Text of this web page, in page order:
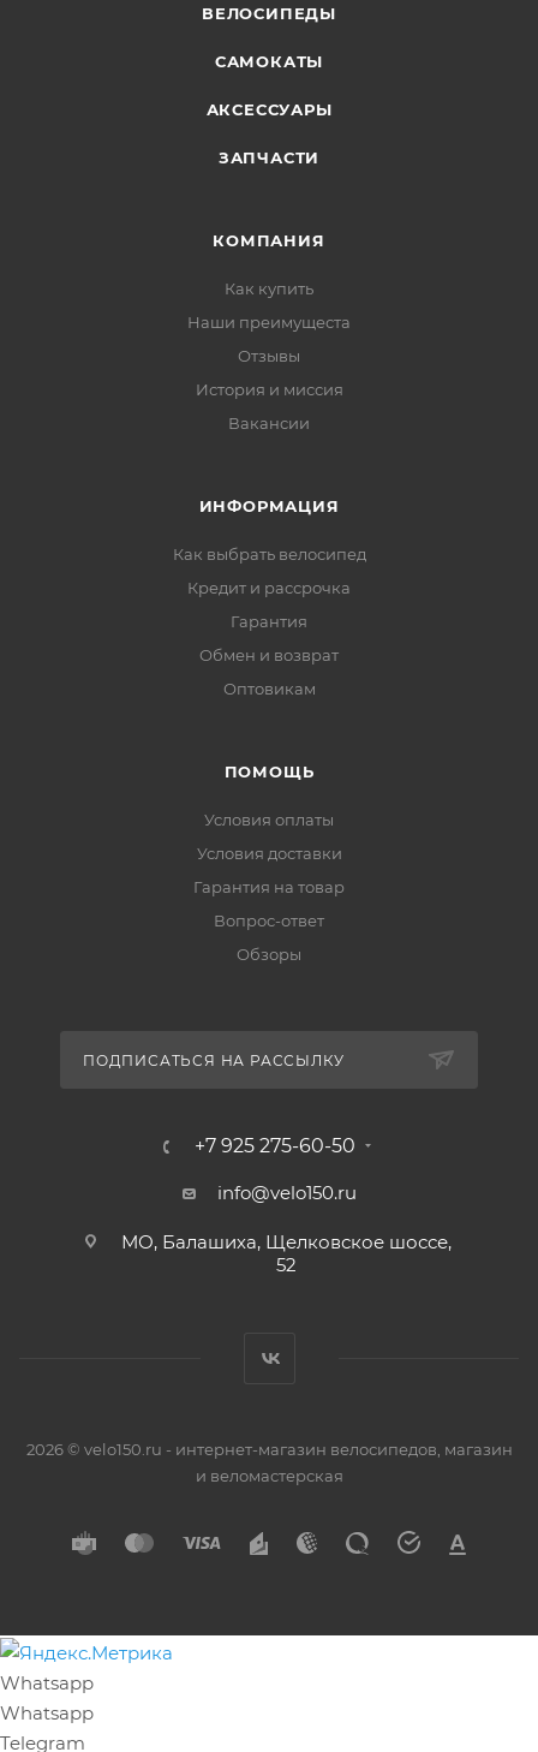
ВЕЛОСИПЕДЫ
САМОКАТЫ
АКСЕССУАРЫ
ЗАПЧАСТИ
КОМПАНИЯ
Как купить
Наши преимущеста
Отзывы
История и миссия
Вакансии
ИНФОРМАЦИЯ
Как выбрать велосипед
Кредит и рассрочка
Гарантия
Обмен и возврат
Оптовикам
ПОМОЩЬ
Условия оплаты
Условия доставки
Гарантия на товар
Вопрос-ответ
Обзоры
ПОДПИСАТЬСЯ НА РАССЫЛКУ
+7 925 275-60-50
info@velo150.ru
МО, Балашиха, Щелковское шоссе,
52
2026 © velo150.ru - интернет-магазин велосипедов, магазин
и веломастерская
Whatsapp
Whatsapp
Telegram